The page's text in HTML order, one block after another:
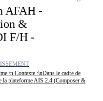
AFAH -
&
F/H -
\n Contexte :\nDans le cadre de
la plateforme AIS 2.4 (Composer &